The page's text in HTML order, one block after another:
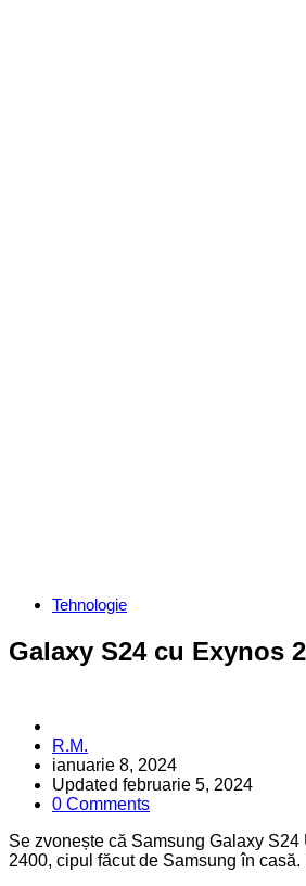
Categories
Tehnologie
Galaxy S24 cu Exynos
Posted
by
R.M.
ianuarie 8, 2024
Updated februarie 5, 2024
0 Comments
Se zvonește că Samsung Galaxy
2400, cipul făcut de Samsung în